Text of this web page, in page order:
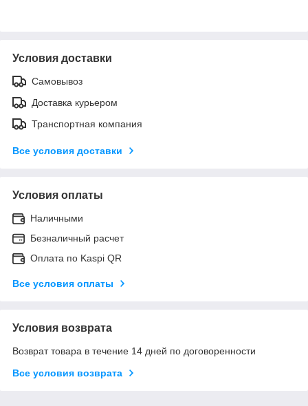
Условия доставки
Самовывоз
Доставка курьером
Транспортная компания
Все условия доставки
Условия оплаты
Наличными
Безналичный расчет
Оплата по Kaspi QR
Все условия оплаты
Условия возврата
Возврат товара в течение 14 дней по договоренности
Все условия возврата